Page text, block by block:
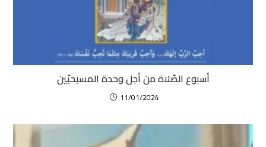
أسبوع الصّلاة من أجل وحدة المسيحيّين
11/01/2024